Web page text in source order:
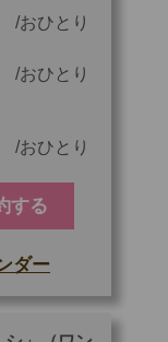
おひとり
おひとり
おひとり
する
ダー